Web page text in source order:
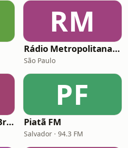
RM
Rádio Metropolitana POP
São Paulo
Rádio Mix FM - No Break
PF
Piatã FM
Salvador · 94.3 FM